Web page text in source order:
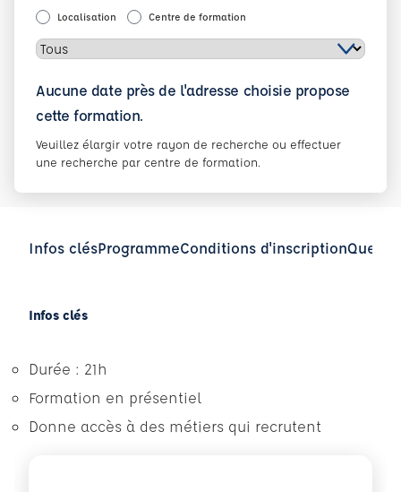
Localisation Centre de formation
Aucune date près de l'adresse choisie propose
cette formation.
Veuillez élargir votre rayon de recherche ou effectuer
une recherche par centre de formation.
Infos clésProgrammeConditions d'inscription
Infos clés
Durée : 21h
Formation en présentiel
Donne accès à des métiers qui recrutent